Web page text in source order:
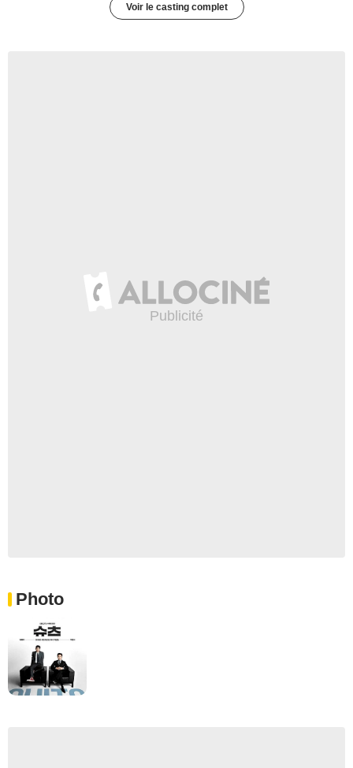
Voir le casting complet
Photo